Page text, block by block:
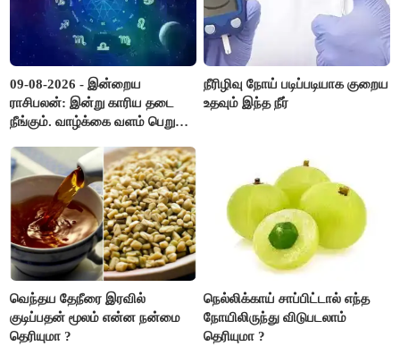
09-08-2026 - இன்றைய
ராசிபலன்: இன்று காரிய தடை
நீங்கும். வாழ்க்கை வளம் பெறும்.
எடைபோடுவது நல்லது..!
நீரிழிவு நோய் படிப்படியாக குறைய
உதவும் இந்த நீர்
வெந்தய தேநீரை இரவில்
குடிப்பதன் மூலம் என்ன நன்மை
தெரியுமா ?
நெல்லிக்காய் சாப்பிட்டால் எந்த
நோயிலிருந்து விடுபடலாம்
தெரியுமா ?